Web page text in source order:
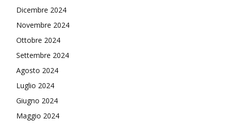
Dicembre 2024
Novembre 2024
Ottobre 2024
Settembre 2024
Agosto 2024
Luglio 2024
Giugno 2024
Maggio 2024